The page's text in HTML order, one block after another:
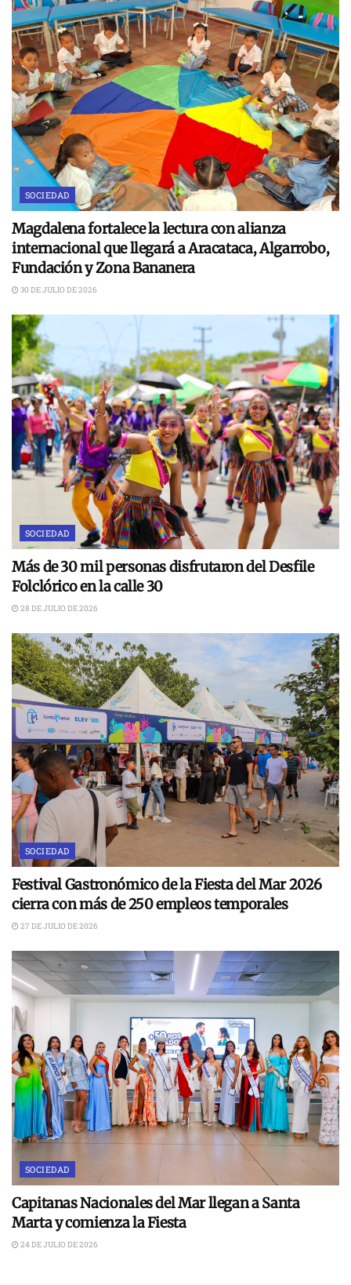
SOCIEDAD
Magdalena fortalece la lectura con alianza
internacional que llegará a Aracataca, Algarrobo,
Fundación y Zona Bananera
30 DE JULIO DE 2026
SOCIEDAD
Más de 30 mil personas disfrutaron del Desfile
Folclórico en la calle 30
28 DE JULIO DE 2026
SOCIEDAD
Festival Gastronómico de la Fiesta del Mar 2026
cierra con más de 250 empleos temporales
27 DE JULIO DE 2026
SOCIEDAD
Capitanas Nacionales del Mar llegan a Santa
Marta y comienza la Fiesta
24 DE JULIO DE 2026